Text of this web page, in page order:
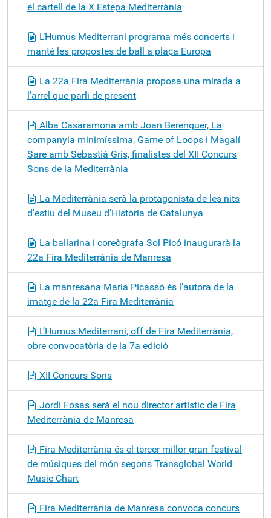
el cartell de la X Estepa Mediterrània
L’Humus Mediterrani programa més concerts i
manté les propostes de ball a plaça Europa
La 22a Fira Mediterrània proposa una mirada a
l'arrel que parli de present
Alba Casaramona amb Joan Berenguer, La
companyia minimíssima, Game of Loops i Magalí
Sare amb Sebastià Gris, finalistes del XII Concurs
Sons de la Mediterrània
La Mediterrània serà la protagonista de les nits
d’estiu del Museu d’Història de Catalunya
La ballarina i coreògrafa Sol Picó inaugurarà la
22a Fira Mediterrània de Manresa
La manresana Maria Picassó és l’autora de la
imatge de la 22a Fira Mediterrània
L’Humus Mediterrani, off de Fira Mediterrània,
obre convocatòria de la 7a edició
XII Concurs Sons
Jordi Fosas serà el nou director artístic de Fira
Mediterrània de Manresa
Fira Mediterrània és el tercer millor gran festival
de músiques del món segons Transglobal World
Music Chart
Fira Mediterrània de Manresa convoca concurs